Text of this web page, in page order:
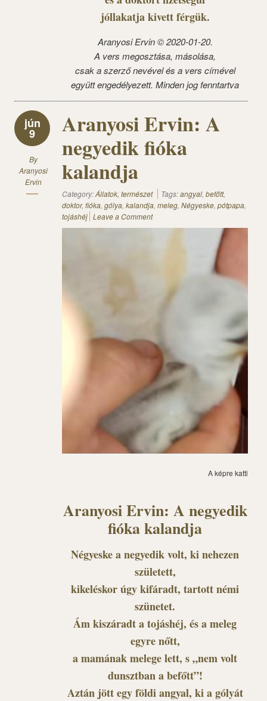
jóllakatja kivett férgük.
Aranyosi Ervin © 2020-01-20.
A vers megosztása, másolása,
csak a szerző nevével és a vers címével
együtt engedélyezett. Minden jog fenntartva
jún
9
By
Aranyosi
Ervin
Aranyosi Ervin: A
negyedik fióka
kalandja
Category:Állatok, természet Tags:angyal, befőtt,
doktor, fióka, gólya, kalandja, meleg, Négyeske, pótpapa,
tojáshéj Leave a Comment
A képre kattintva
Aranyosi Ervin: A negyedik
fióka kalandja
Négyeske a negyedik volt, ki nehezen
született,
kikeléskor úgy kifáradt, tartott némi
szünetet.
Ám kiszáradt a tojáshéj, és a meleg
egyre nőtt,
a mamának melege lett, s „nem volt
dunsztban a befőtt”!
Aztán jött egy földi angyal, ki a gólyát